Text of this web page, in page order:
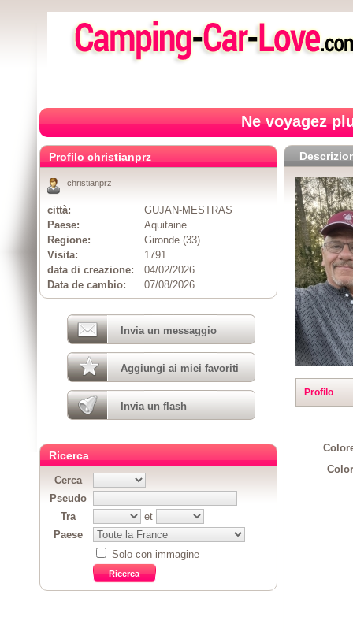
Ne voyagez
Profilo
Profilo christianprz
christianprz
città:
GUJAN-MESTRAS
Paese:
Aquitaine
Regione:
Gironde (33)
Visita:
1791
data di creazione:
04/02/2026
Data de cambio:
07/08/2026
Invia un messaggio
Aggiungi ai miei favoriti
Invia un flash
Ricerca
Cerca
Pseudo
Tra
et
Paese
Solo con immagine